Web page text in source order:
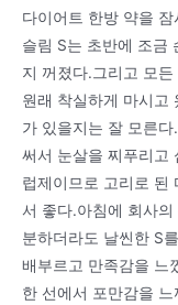
다이어트 한방 약을
슬림 S는 초반에 조금
지 꺼졌다.그리고 모
원래 착실하게 마시고
가 있을지는 잘 모른
써서 눈살을 찌푸리고
럽제이므로 고리로 된
서 좋다.아침에 회사
분하더라도 날씬한 S
배부르고 만족감을 느
한 선에서 포만감을